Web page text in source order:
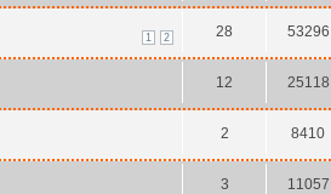
1 2 28 53296
12 25118
2 8410
3 11057